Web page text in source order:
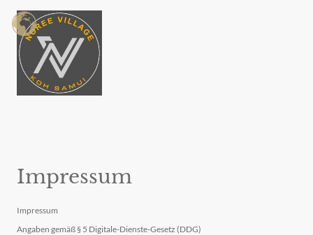
Impressum
Impressum
Angaben gemäß § 5 Digitale-Dienste-Gesetz (DDG)